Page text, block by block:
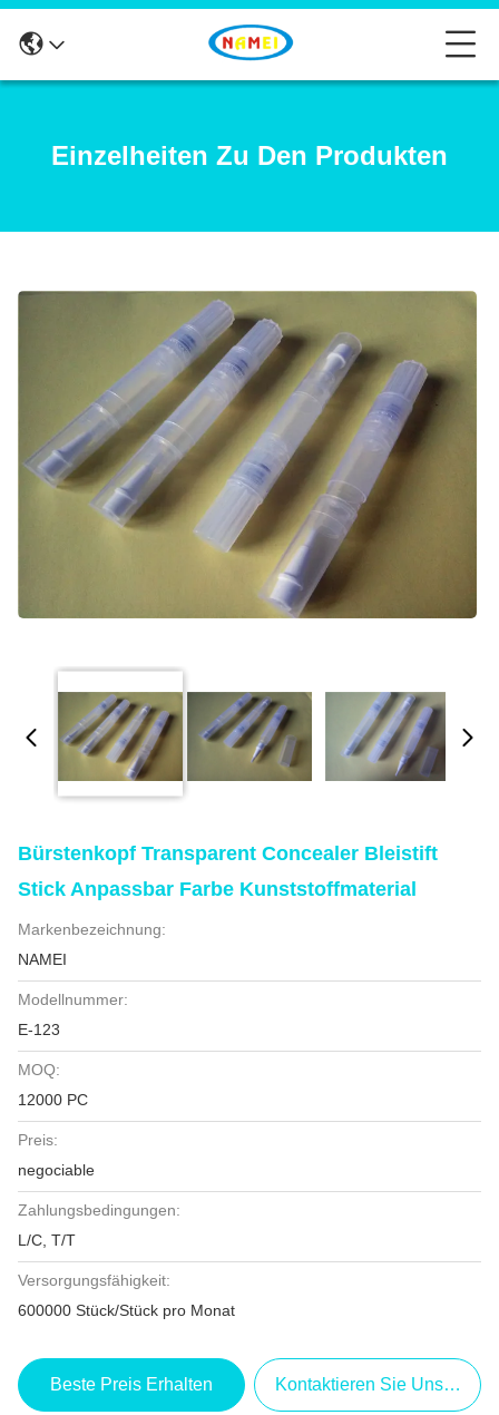
Einzelheiten Zu Den Produkten
Bürstenkopf Transparent Concealer Bleistift
Stick Anpassbar Farbe Kunststoffmaterial
Markenbezeichnung:
NAMEI
Modellnummer:
E-123
MOQ:
12000 PC
Preis:
negociable
Zahlungsbedingungen:
L/C, T/T
Versorgungsfähigkeit:
600000 Stück/Stück pro Monat
Beste Preis Erhalten Kontaktieren Sie Uns Jetzt